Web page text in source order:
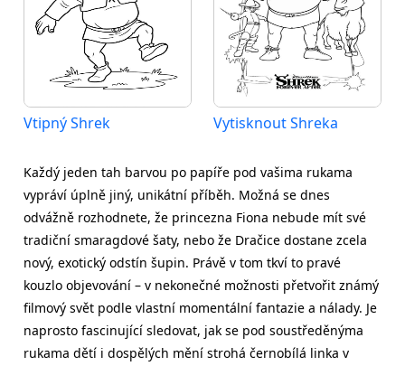
Vtipný Shrek Vytisknout Shreka
Každý jeden tah barvou po papíře pod vašima rukama
vypráví úplně jiný, unikátní příběh. Možná se dnes
odvážně rozhodnete, že princezna Fiona nebude mít své
tradiční smaragdové šaty, nebo že Dračice dostane zcela
nový, exotický odstín šupin. Právě v tom tkví to pravé
kouzlo objevování – v nekonečné možnosti přetvořit známý
filmový svět podle vlastní momentální fantazie a nálady. Je
naprosto fascinující sledovat, jak se pod soustředěnýma
rukama dětí i dospělých mění strohá černobílá linka v